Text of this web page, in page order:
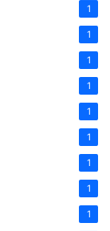
1
1
1
1
1
1
1
1
1